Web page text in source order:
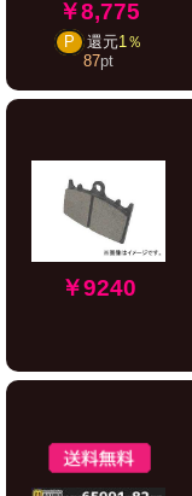
￥8,775
P 還元1％
87pt
￥9240